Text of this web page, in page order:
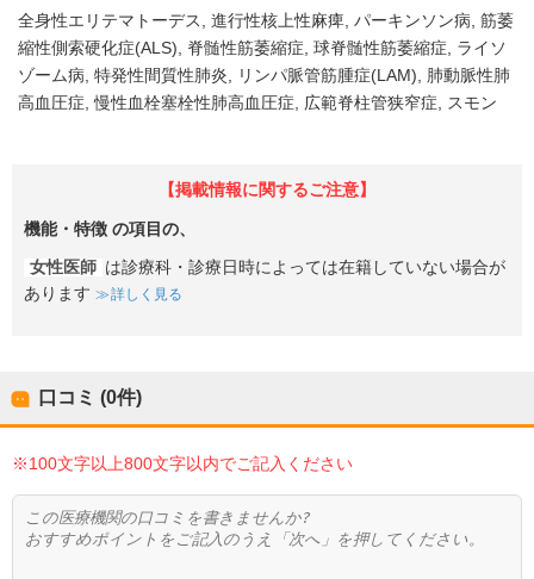
全身性エリテマトーデス
進行性核上性麻痺 パーキンソン病 筋萎
縮性側索硬化症(ALS)
脊髄性筋萎縮症 球脊髄性筋萎縮症
ライソ
ゾーム病 特発性間質性肺炎 リンパ脈管筋腫症(LAM)
肺動脈性肺
高血圧症 慢性血栓塞栓性肺高血圧症 広範脊柱管狭窄症 スモン
【掲載情報に関するご注意】
機能・特徴 の項目の、
女性医師 は診療科・診療日時によっては在籍していない場合が
あります
詳しく見る
口コミ (0件)
※100文字以上800文字以内でご記入ください